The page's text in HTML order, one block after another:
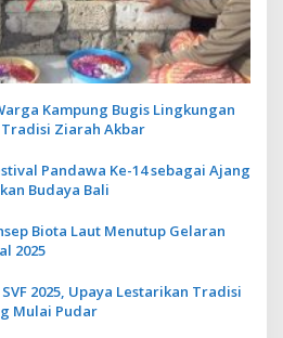
Kampung Bugis Lingkungan
Ziarah Akbar
Pandawa Ke-14 sebagai Ajang
Budaya Bali
Biota Laut Menutup Gelaran
2025
2025, Upaya Lestarikan Tradisi
Mulai Pudar